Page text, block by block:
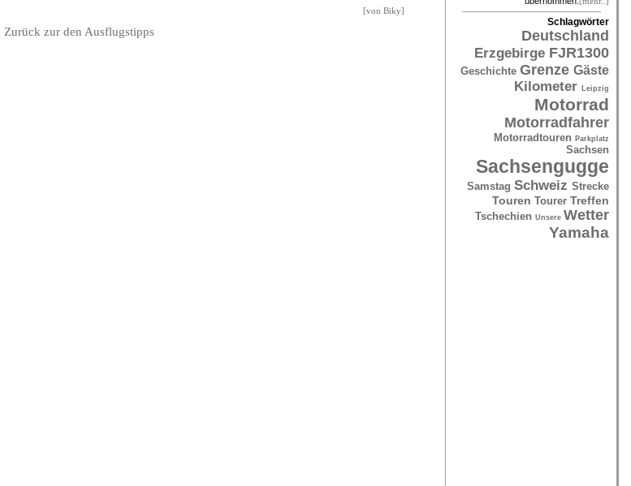
[von Biky]
Zurück zur den Ausflugstipps
Schlagwörter
Deutschland
Erzgebirge FJR1300
Geschichte Grenze Gäste
Kilometer Leipzig
Motorrad
Motorradfahrer
Motorradtouren Parkplatz
Sachsen
Sachsengugge
Samstag Schweiz Strecke
Touren Tourer Treffen
Tschechien Unsere Wetter
Yamaha